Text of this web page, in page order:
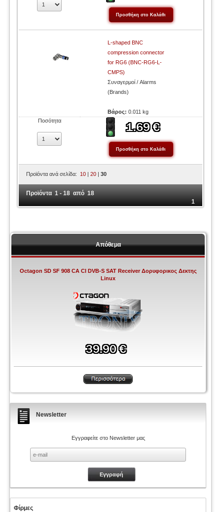
L-shaped BNC
compression connector
for RG6 (BNC-RG6-L-
CMPS)
Συναγερμοί / Alarms
(Brands)
Βάρος:0.011 kg
Ποσότητα
Προϊόντα ανά σελίδα: 10 |20 |30
Προϊόντα 1 - 18 από 18
1
Απόθεμα
Octagon SD SF 908 CA CI DVB-S SAT Receiver Δορυφορικος Δεκτης
Linux
Newsletter
Εγγραφείτε στο Newsletter μας
Φίρμες